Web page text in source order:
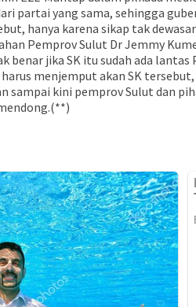
partai yang sama, sehingga
hanya karena sikap tak
Pemprov Sulut Dr Jemmy
jika SK itu sudah ada
menjemput akan SK
sampai kini pemprov Sulut dan